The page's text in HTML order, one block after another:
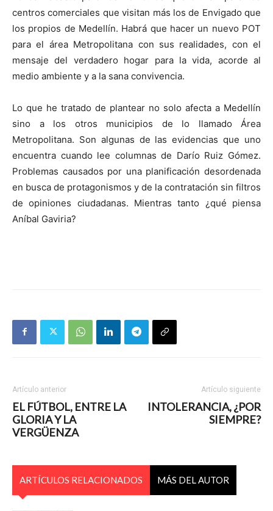
centros comerciales que visitan más los de Envigado que
los propios de Medellín. Habrá que hacer un nuevo POT
para el área Metropolitana con sus realidades, con el
mensaje del verdadero hogar para la vida, acorde al
medio ambiente y a la sana convivencia.
Lo que he tratado de plantear no solo afecta a Medellín
sino a los otros municipios de lo llamado Área
Metropolitana. Son algunas de las evidencias que uno
encuentra cuando lee columnas de Darío Ruiz Gómez.
Problemas causados por una planificación desordenada
en busca de protagonismos y de la contratación sin filtros
de opiniones ciudadanas. Mientras tanto ¿qué piensa
Aníbal Gaviria?
Artículo anterior
EL FÚTBOL, ENTRE LA
GLORIA Y LA
VERGÜENZA
Artículo siguiente
INTOLERANCIA, ¿POR
SIEMPRE?
ARTÍCULOS RELACIONADOS MÁS DEL AUTOR